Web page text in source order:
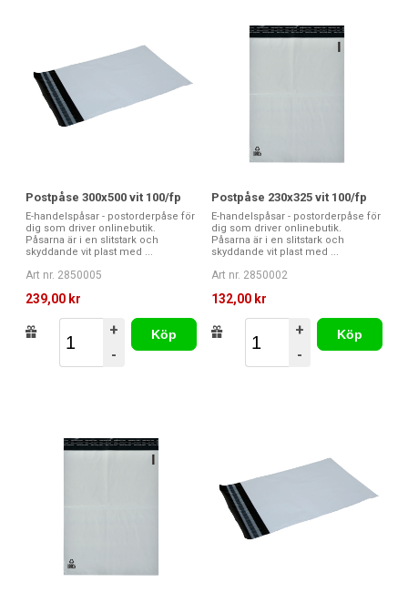
Postpåse 300x500 vit 100/fp
E-handelspåsar - postorderpåse för
dig som driver onlinebutik.
Påsarna är i en slitstark och
skyddande vit plast med ...
Art nr. 2850005
239,00 kr
+
-
Köp
Postpåse 230x325 vit 100/fp
E-handelspåsar - postorderpåse för
dig som driver onlinebutik.
Påsarna är i en slitstark och
skyddande vit plast med ...
Art nr. 2850002
132,00 kr
+
-
Köp